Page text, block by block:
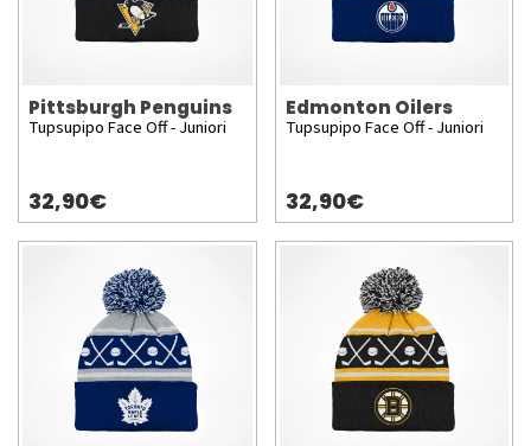
Pittsburgh Penguins
Tupsupipo Face Off - Juniori
32,90€
Edmonton Oilers
Tupsupipo Face Off - Juniori
32,90€